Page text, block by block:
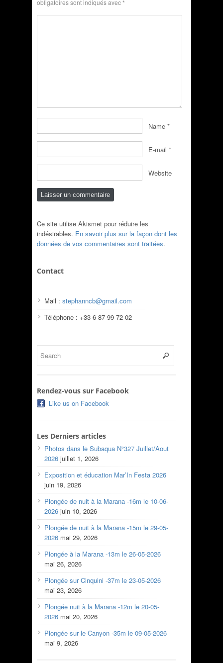
obligatoires sont indiqués avec*
Name *
E-mail *
Website
Ce site utilise Akismet pour réduire les
indésirables. En savoir plus sur la façon dont les
données de vos commentaires sont traitées.
Contact
Mail : stephanncb@gmail.com
Téléphone : +33 6 87 99 72 02
Rendez-vous sur Facebook
Like us on Facebook
Les Derniers articles
Photos dans le Subaqua N°327 Juillet/Aout
2026 juillet 1, 2026
Exposition et éducation Mar’In Festa 2026
juin 19, 2026
Plongée de nuit à la Marana -16m le 10-06-
2026 juin 10, 2026
Plongée de nuit à la Marana -15m le 29-05-
2026 mai 29, 2026
Plongée à la Marana -13m le 26-05-2026
mai 26, 2026
Plongée sur Cinquini -37m le 23-05-2026
mai 23, 2026
Plongée nuit à la Marana -12m le 20-05-
2026 mai 20, 2026
Plongée sur le Canyon -35m le 09-05-2026
mai 9, 2026